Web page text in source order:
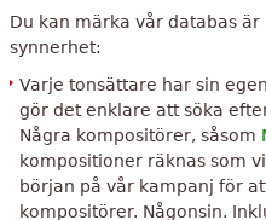
Du kan märka vår databas
synnerhet:
Varje tonsättare har sin
gör det enklare att söka
Några kompositörer, såsom
kompositioner räknas som
början på vår kampanj för
kompositörer. Någonsin.